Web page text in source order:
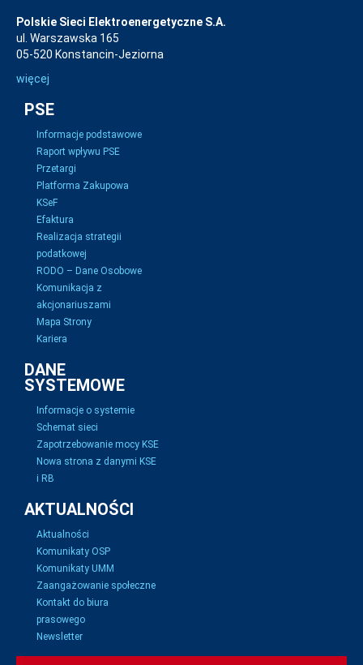
Polskie Sieci Elektroenergetyczne S.A.
ul. Warszawska 165
05-520 Konstancin-Jeziorna
więcej
PSE
Informacje podstawowe
Raport wpływu PSE
Przetargi
Platforma Zakupowa
KSeF
Efaktura
Realizacja strategii
podatkowej
RODO – Dane Osobowe
Komunikacja z
akcjonariuszami
Mapa Strony
Kariera
DANE
SYSTEMOWE
Informacje o systemie
Schemat sieci
Zapotrzebowanie mocy KSE
Nowa strona z danymi KSE
i RB
AKTUALNOŚCI
Aktualności
Komunikaty OSP
Komunikaty UMM
Zaangażowanie społeczne
Kontakt do biura
prasowego
Newsletter